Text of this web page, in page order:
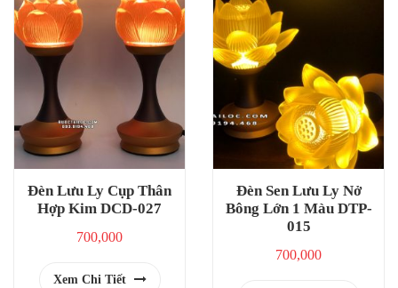
Đèn Lưu Ly Cụp Thân
Hợp Kim DCD-027
700,000
Xem Chi Tiết
Đèn Sen Lưu Ly Nở
Bông Lớn 1 Màu DTP-
015
700,000